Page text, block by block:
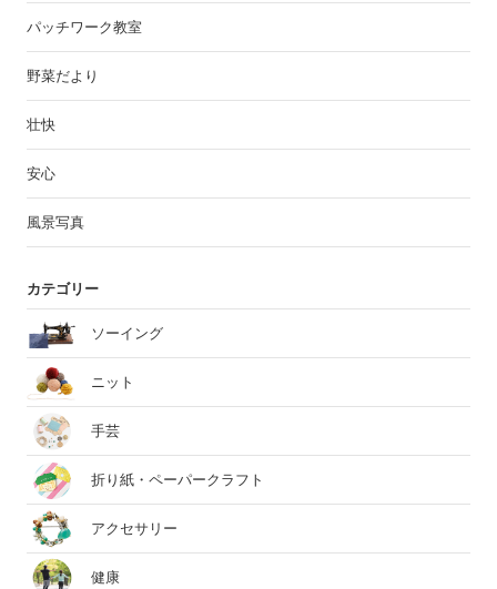
パッチワーク教室
野菜だより
壮快
安心
風景写真
カテゴリー
ソーイング
ニット
手芸
折り紙・ペーパークラフト
アクセサリー
健康